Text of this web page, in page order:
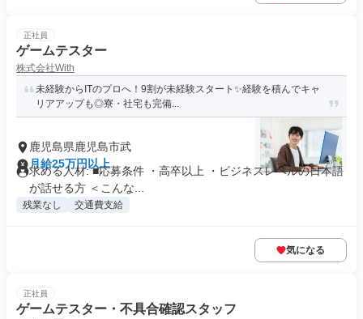
正社員
ゲームテスター
株式会社With
未経験からITのプロへ！9割が未経験スタート✨経験を積んでキャ
リアアップも◎寮・社宅も完備...
鹿児島県鹿児島市武
月給25万円以上
求める人材: ■応募条件 ・高卒以上 ・ビジネスレベルの日本語
が話せる方 ＜こんな...
残業なし 交通費支給
気になる
正社員
ゲームテスター・不具合確認スタッフ